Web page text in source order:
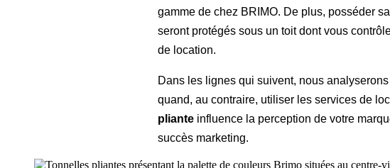
gamme de chez BRIMO. De plus, posséder
seront protégés sous un toit dont vous
de location.
Dans les lignes qui suivent, nous
quand, au contraire, utiliser les services de
pliante influence la perception de votre
succès marketing.